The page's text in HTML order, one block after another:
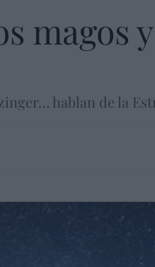
magos
hablan de la